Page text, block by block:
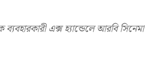
এক্স হ্যান্ডেলে আরবি সিনেমা